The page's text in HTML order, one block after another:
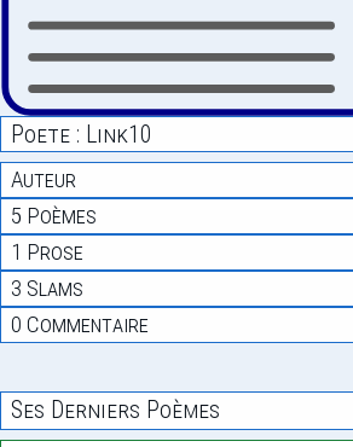
Poete : Link10
Auteur
5 Poèmes
1 Prose
3 Slams
0 Commentaire
Ses Derniers Poèmes